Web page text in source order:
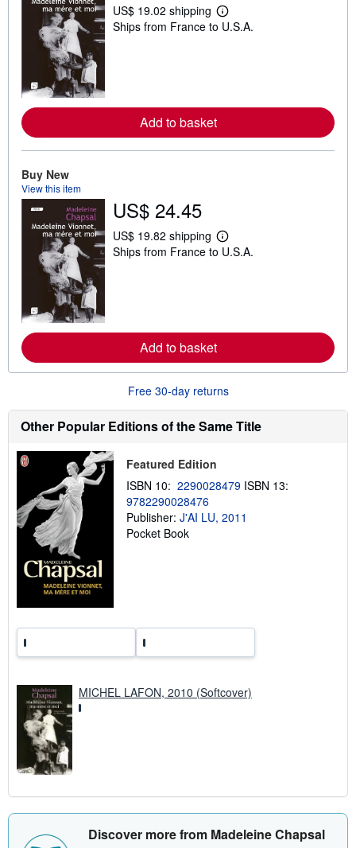
US$ 19.02 shipping
L
e
b
p
i
n
Ships from France to U.S.A.
Add to basket
Buy New
View this item
US$ 24.45
US$ 19.82 shipping
L
e
e
b
o
t
s
i
n
g
a
Ships from France to U.S.A.
Add to basket
Free 30-day returns
Other Popular Editions of the Same Title
Featured Edition
ISBN 10: 2290028479 ISBN 13:
9782290028476
Publisher: J'AI LU, 2011
Pocket Book
MICHEL LAFON, 2010 (Softcover)
Discover more from Madeleine Chapsal